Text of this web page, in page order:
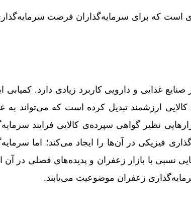
است که برای سرمایه‌گذاران فرصت
غذایی و دارویی کاربرد زیادی دارد. کمیابی
ارزشمند تبدیل کرده است که می‌­تواند به
نظیر گواهی سپرده‌­ی کالایی فرایند
فیزیکی در آ­ن­‌ها را ایجاد می­‌کند؛ اما
نسبی با بازار زعفران و پدیده­‌های فصلی در
زعفران موضوعیت می­‌یابند.